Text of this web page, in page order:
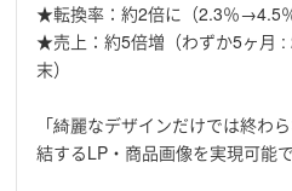
★転換率：約2倍に（2.3％→4.5％
★売上：約5倍増（わずか5ヶ月 :
末）
「綺麗なデザインだけでは終わ
結するLP・商品画像を実現可能で